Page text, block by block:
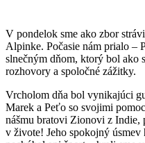
V pondelok sme ako zbor
Alpinke. Počasie nám prialo –
slnečným dňom, ktorý bol ako
rozhovory a spoločné zážitky.
Vrcholom dňa bol vynikajúci
Marek a Peťo so svojimi
nášmu bratovi Zionovi z Indie,
v živote! Jeho spokojný